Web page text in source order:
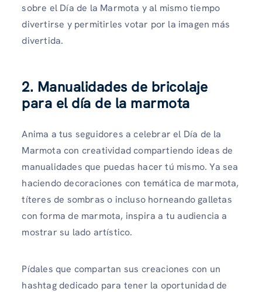
sobre el Día de la Marmota y al mismo tiempo
divertirse y permitirles votar por la imagen más
divertida.
2. Manualidades de bricolaje
para el día de la marmota
Anima a tus seguidores a celebrar el Día de la
Marmota con creatividad compartiendo ideas de
manualidades que puedas hacer tú mismo. Ya sea
haciendo decoraciones con temática de marmota,
títeres de sombras o incluso horneando galletas
con forma de marmota, inspira a tu audiencia a
mostrar su lado artístico.
Pídales que compartan sus creaciones con un
hashtag dedicado para tener la oportunidad de